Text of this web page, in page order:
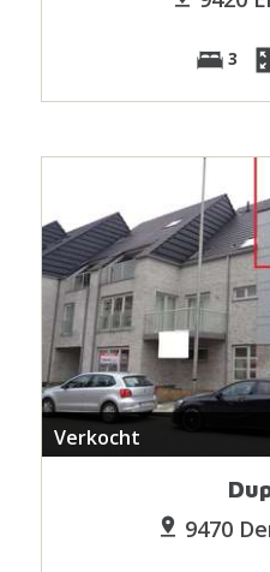
3
Verkocht
9470